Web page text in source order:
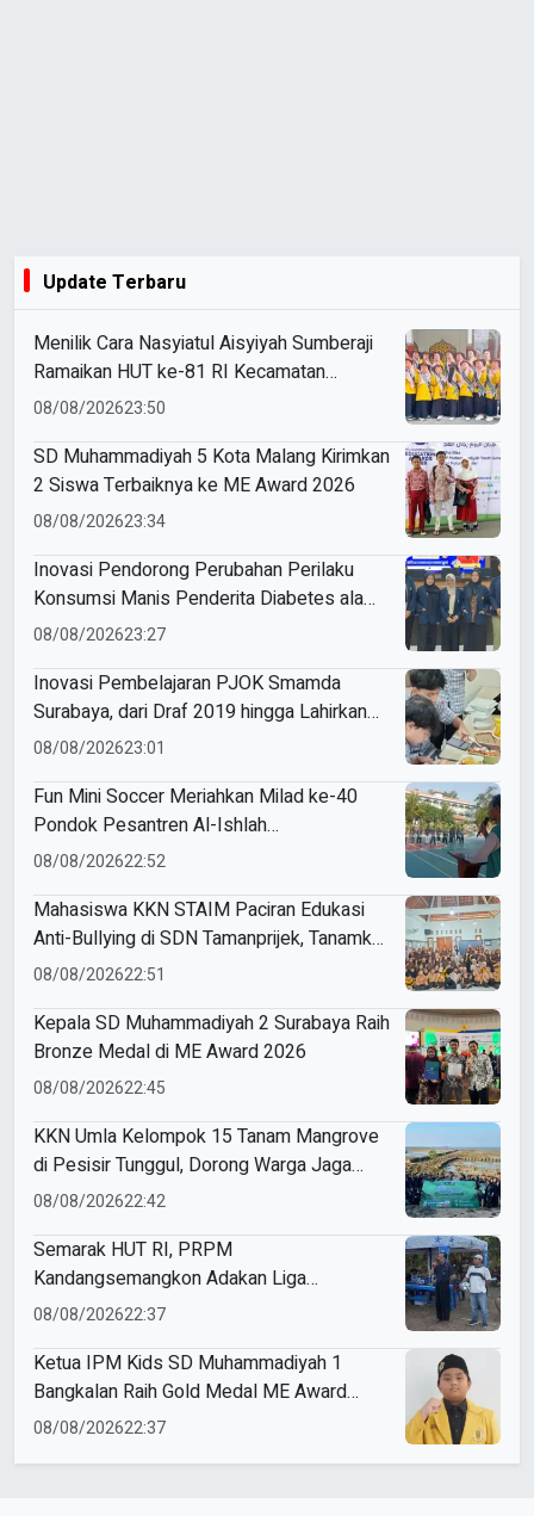
Update Terbaru
Menilik Cara Nasyiatul Aisyiyah Sumberaji
Ramaikan HUT ke-81 RI Kecamatan
Sukodadi
08/08/202623:50
SD Muhammadiyah 5 Kota Malang Kirimkan
2 Siswa Terbaiknya ke ME Award 2026
08/08/202623:34
Inovasi Pendorong Perubahan Perilaku
Konsumsi Manis Penderita Diabetes ala
Mahasiswa Unesa
08/08/202623:27
Inovasi Pembelajaran PJOK Smamda
Surabaya, dari Draf 2019 hingga Lahirkan
Modul Gizi Digital
08/08/202623:01
Fun Mini Soccer Meriahkan Milad ke-40
Pondok Pesantren Al-Ishlah
Sendangagung
08/08/202622:52
Mahasiswa KKN STAIM Paciran Edukasi
Anti-Bullying di SDN Tamanprijek, Tanamkan
Empati Sejak Dini
08/08/202622:51
Kepala SD Muhammadiyah 2 Surabaya Raih
Bronze Medal di ME Award 2026
08/08/202622:45
KKN Umla Kelompok 15 Tanam Mangrove
di Pesisir Tunggul, Dorong Warga Jaga
Lingkungan
08/08/202622:42
Semarak HUT RI, PRPM
Kandangsemangkon Adakan Liga
Kemerdekaan 2026
08/08/202622:37
Ketua IPM Kids SD Muhammadiyah 1
Bangkalan Raih Gold Medal ME Award
2026
08/08/202622:37